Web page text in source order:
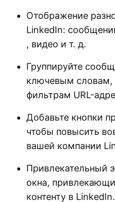
Конструктор
Таймер
Отображение
LinkedIn:
, видео и т. д.
Группируйте
ключевым словам,
фильтрам URL-
Добавьте кнопки
чтобы повысить
вашей компании
Привлекательный
окна,
контенту в LinkedIn.